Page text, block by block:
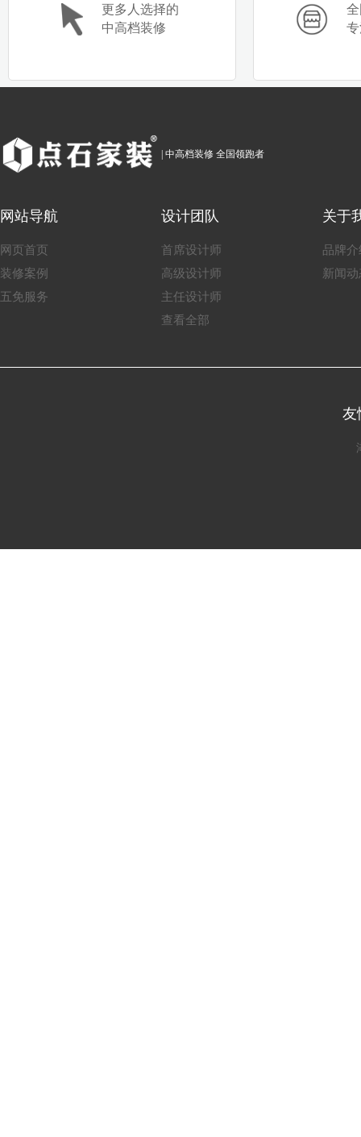
更多人选择的
中高档装修
| 中高档装修 全国领跑者
网站导航
网页首页
装修案例
五免服务
设计团队
首席设计师
高级设计师
主任设计师
查看全部
关于
品牌介
新闻动
友